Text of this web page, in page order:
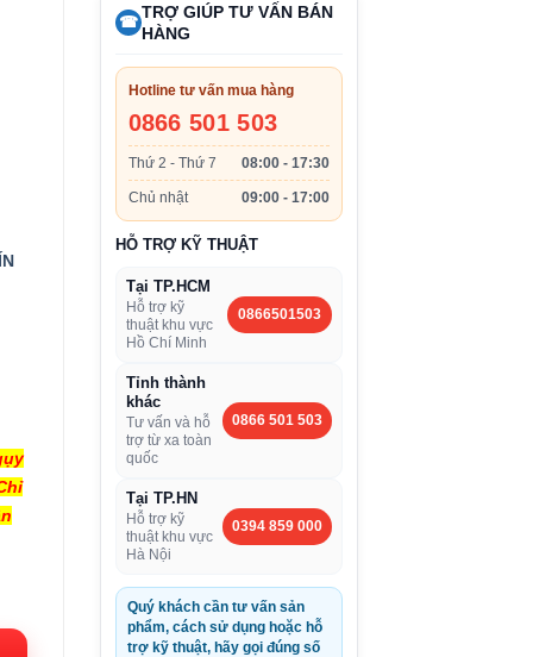
☎
TRỢ GIÚP TƯ VẤN BÁN
HÀNG
Hotline tư vấn mua hàng
0866 501 503
Thứ 2 - Thứ 7 08:00 - 17:30
Chủ nhật 09:00 - 17:00
HỖ TRỢ KỸ THUẬT
Tại TP.HCM
Hỗ trợ kỹ
thuật khu vực
Hồ Chí Minh
0866501503
Tỉnh thành
khác
Tư vấn và hỗ
trợ từ xa toàn
quốc
0866 501 503
Tại TP.HN
Hỗ trợ kỹ
thuật khu vực
Hà Nội
0394 859 000
Quý khách cần tư vấn sản
phẩm, cách sử dụng hoặc hỗ
trợ kỹ thuật, hãy gọi đúng số